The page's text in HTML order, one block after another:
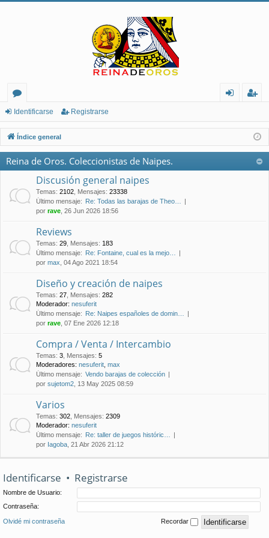
or
os
nt
ifi
ist
ra
Identificarse Registrarse
Índice general
Reina de Oros. Coleccionistas de Naipes.
Discusión general naipes
Temas: 2102 Mensajes: 23338
Último mensaje: Re: Todas las barajas de Theo…
por rave , 26 Jun 2026 18:56
Reviews
Temas: 29 Mensajes: 183
Último mensaje: Re: Fontaine, cual es la mejo…
por max , 04 Ago 2021 18:54
Diseño y creación de naipes
Temas: 27 Mensajes: 282
Moderador: nesuferit
Último mensaje: Re: Naipes españoles de domin…
por rave , 07 Ene 2026 12:18
Compra / Venta / Intercambio
Temas: 3 Mensajes: 5
Moderadores: nesuferit max
Último mensaje: Vendo barajas de colección
por sujetom2 , 13 May 2025 08:59
Varios
Temas: 302 Mensajes: 2309
Moderador: nesuferit
Último mensaje: Re: taller de juegos históric…
por Iagoba , 21 Abr 2026 21:12
Identificarse • Registrarse
Nombre de Usuario:
Contraseña:
Olvidé mi contraseña Recordar